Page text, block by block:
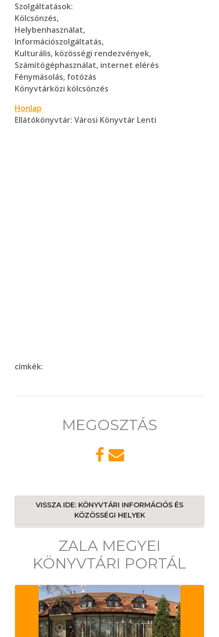
Szolgáltatások:
Kölcsönzés,
Helybenhasználat,
Információszolgáltatás,
Kulturális, közösségi rendezvények,
Számítógéphasználat, internet elérés
Fénymásolás, fotózás
Könyvtárközi kölcsönzés
Honlap
Ellátókönyvtár: Városi Könyvtár Lenti
címkék:
MEGOSZTÁS
VISSZA IDE: KÖNYVTÁRI INFORMÁCIÓS ÉS
KÖZÖSSÉGI HELYEK
ZALA MEGYEI
KÖNYVTÁRI PORTÁL